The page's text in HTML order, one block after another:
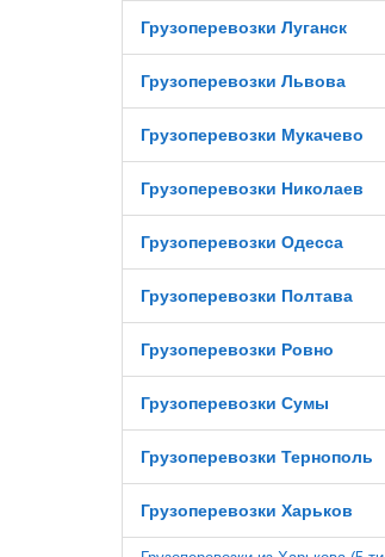
Грузоперевозки Луганск
Грузоперевозки Львова
Грузоперевозки Мукачево
Грузоперевозки Николаев
Грузоперевозки Одесса
Грузоперевозки Полтава
Грузоперевозки Ровно
Грузоперевозки Сумы
Грузоперевозки Тернополь
Грузоперевозки Харьков